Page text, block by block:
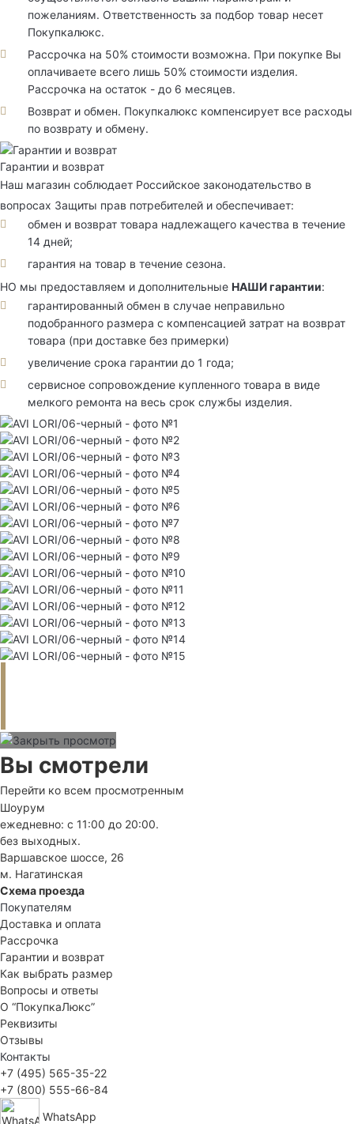
пожеланиям. Ответственность за подбор товар несет
Покупкалюкс.
Рассрочка на 50% стоимости возможна. При покупке Вы
оплачиваете всего лишь 50% стоимости изделия.
Рассрочка на остаток - до 6 месяцев.
Возврат и обмен. Покупкалюкс компенсирует все расходы
по возврату и обмену.
Гарантии и возврат
Наш магазин соблюдает Российское законодательство в
вопросах Защиты прав потребителей и обеспечивает:
обмен и возврат товара надлежащего качества в течение
14 дней;
гарантия на товар в течение сезона.
НО мы предоставляем и дополнительные НАШИ гарантии:
гарантированный обмен в случае неправильно
подобранного размера с компенсацией затрат на возврат
товара (при доставке без примерки)
увеличение срока гарантии до 1 года;
сервисное сопровождение купленного товара в виде
мелкого ремонта на весь срок службы изделия.
Вы смотрели
Перейти ко всем просмотренным
Шоурум
ежедневно: с 11:00 до 20:00.
без выходных.
Варшавское шоссе, 26
м. Нагатинская
Схема проезда
Покупателям
Доставка и оплата
Рассрочка
Гарантии и возврат
Как выбрать размер
Вопросы и ответы
О “ПокупкаЛюкс”
Реквизиты
Отзывы
Контакты
+7 (495) 565-35-22
+7 (800) 555-66-84
WhatsApp